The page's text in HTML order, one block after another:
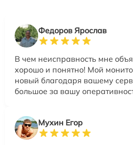
Федоров Ярослав
В чем неисправность мне
хорошо и понятно! Мой
новый благодаря вашему
большое за вашу
Мухин Егор